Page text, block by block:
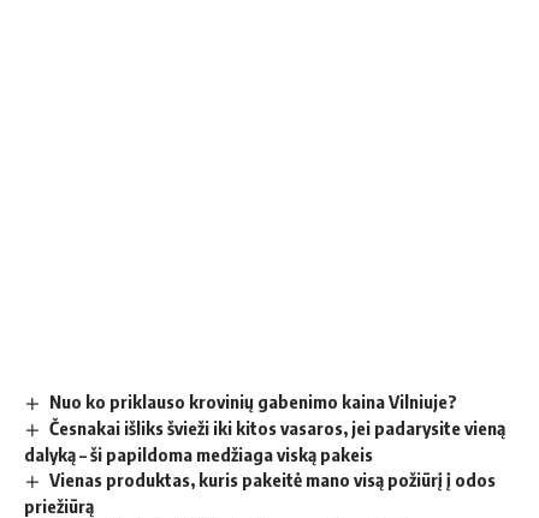
Nuo ko priklauso krovinių gabenimo kaina Vilniuje?
Česnakai išliks švieži iki kitos vasaros, jei padarysite vieną
dalyką – ši papildoma medžiaga viską pakeis
Vienas produktas, kuris pakeitė mano visą požiūrį į odos
priežiūrą